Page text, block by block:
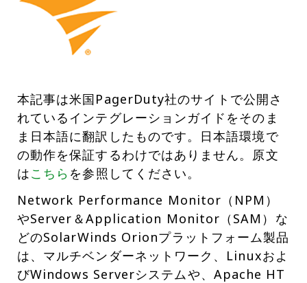
本記事は米国PagerDuty社のサイトで公開さ
れているインテグレーションガイドをそのま
ま日本語に翻訳したものです。日本語環境で
の動作を保証するわけではありません。原文
はこちら を参照してください。
Network Performance Monitor（NPM）
やServer＆Application Monitor（SAM）な
どのSolarWinds Orionプラットフォーム製品
は、マルチベンダーネットワーク、Linuxおよ
びWindows Serverシステムや、Apache HT